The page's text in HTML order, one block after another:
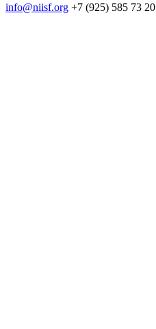
info@niisf.org +7 (925) 585 73 20